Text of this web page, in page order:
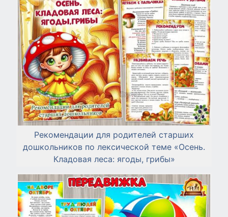
Рекомендации для родителей старших
дошкольников по лексической теме «Осень.
Кладовая леса: ягоды, грибы»